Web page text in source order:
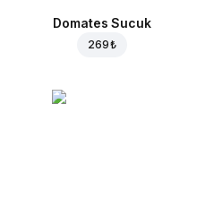
Domates Sucuk
269 ₺